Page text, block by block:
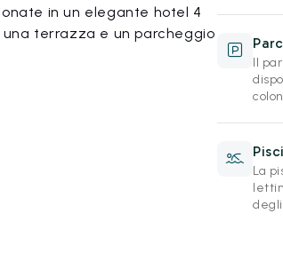
in un elegante hotel 4
una terrazza e un parcheggio
Il
La